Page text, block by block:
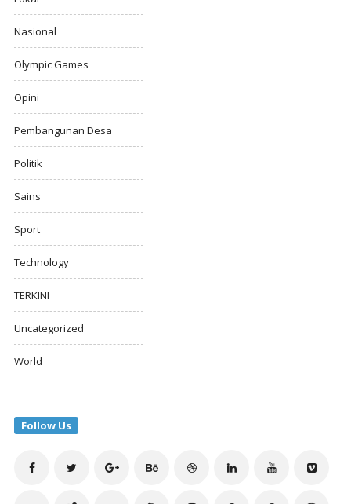
Nasional
Olympic Games
Opini
Pembangunan Desa
Politik
Sains
Sport
Technology
TERKINI
Uncategorized
World
Follow Us